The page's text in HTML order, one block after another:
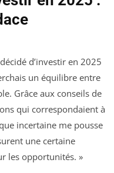
d’investir en 2025
un équilibre entre
Grâce aux conseils de
qui correspondaient à
incertaine me pousse
une certaine
les opportunités. »